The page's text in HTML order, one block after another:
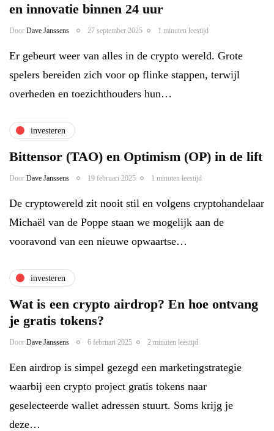
en innovatie binnen 24 uur
Door Dave Janssens 27 september 2025 1 minuten leestijd
Er gebeurt weer van alles in de crypto wereld. Grote
spelers bereiden zich voor op flinke stappen, terwijl
overheden en toezichthouders hun…
investeren
Bittensor (TAO) en Optimism (OP) in de lift
Door Dave Janssens 19 februari 2025 1 minuten leestijd
De cryptowereld zit nooit stil en volgens cryptohandelaar
Michaël van de Poppe staan we mogelijk aan de
vooravond van een nieuwe opwaartse…
investeren
Wat is een crypto airdrop? En hoe ontvang
je gratis tokens?
Door Dave Janssens 6 februari 2025 2 minuten leestijd
Een airdrop is simpel gezegd een marketingstrategie
waarbij een crypto project gratis tokens naar
geselecteerde wallet adressen stuurt. Soms krijg je
deze…